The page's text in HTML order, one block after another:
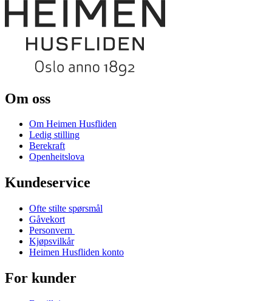
Om oss
Om Heimen Husfliden
Ledig stilling
Berekraft
Openheitslova
Kundeservice
Ofte stilte spørsmål
Gåvekort
Personvern
Kjøpsvilkår
Heimen Husfliden konto
For kunder